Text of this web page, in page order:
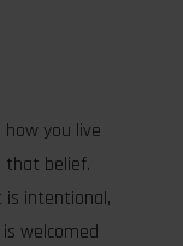
you live
that belief.
is intentional,
welcomed